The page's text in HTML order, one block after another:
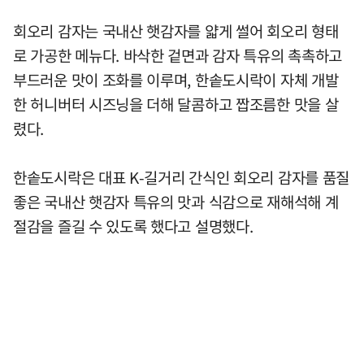
회오리 감자는 국내산 햇감자를 얇게 썰어 회오리 형태
로 가공한 메뉴다. 바삭한 겉면과 감자 특유의 촉촉하고
부드러운 맛이 조화를 이루며, 한솥도시락이 자체 개발
한 허니버터 시즈닝을 더해 달콤하고 짭조름한 맛을 살
렸다.
한솥도시락은 대표 K-길거리 간식인 회오리 감자를 품질
좋은 국내산 햇감자 특유의 맛과 식감으로 재해석해 계
절감을 즐길 수 있도록 했다고 설명했다.